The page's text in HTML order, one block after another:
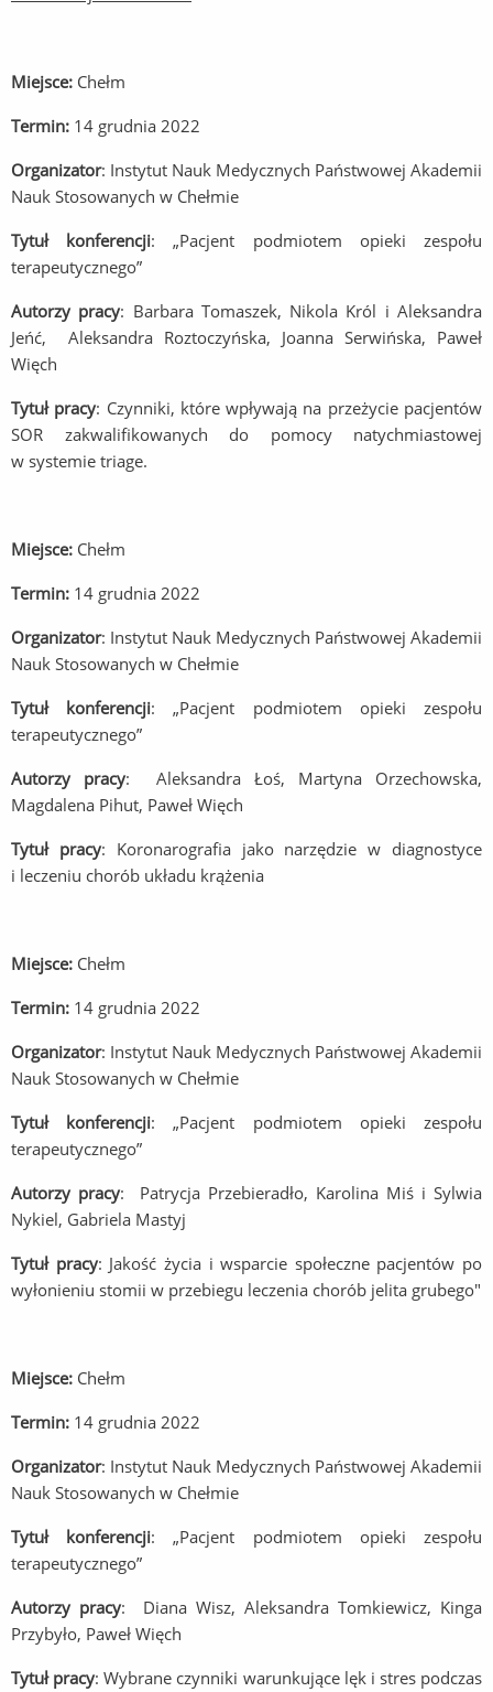
Miejsce: Chełm
Termin: 14 grudnia 2022
Organizator: Instytut Nauk Medycznych Państwowej Akademii
Nauk Stosowanych w Chełmie
Tytuł konferencji: „Pacjent podmiotem opieki zespołu
terapeutycznego”
Autorzy pracy: Barbara Tomaszek, Nikola Król i Aleksandra
Jeńć, Aleksandra Roztoczyńska, Joanna Serwińska, Paweł
Więch
Tytuł pracy: Czynniki, które wpływają na przeżycie pacjentów
SOR zakwalifikowanych do pomocy natychmiastowej
w systemie triage.
Miejsce: Chełm
Termin: 14 grudnia 2022
Organizator: Instytut Nauk Medycznych Państwowej Akademii
Nauk Stosowanych w Chełmie
Tytuł konferencji: „Pacjent podmiotem opieki zespołu
terapeutycznego”
Autorzy pracy: Aleksandra Łoś, Martyna Orzechowska,
Magdalena Pihut, Paweł Więch
Tytuł pracy: Koronarografia jako narzędzie w diagnostyce
i leczeniu chorób układu krążenia
Miejsce: Chełm
Termin: 14 grudnia 2022
Organizator: Instytut Nauk Medycznych Państwowej Akademii
Nauk Stosowanych w Chełmie
Tytuł konferencji: „Pacjent podmiotem opieki zespołu
terapeutycznego”
Autorzy pracy: Patrycja Przebieradło, Karolina Miś i Sylwia
Nykiel, Gabriela Mastyj
Tytuł pracy: Jakość życia i wsparcie społeczne pacjentów po
wyłonieniu stomii w przebiegu leczenia chorób jelita grubego"
Miejsce: Chełm
Termin: 14 grudnia 2022
Organizator: Instytut Nauk Medycznych Państwowej Akademii
Nauk Stosowanych w Chełmie
Tytuł konferencji: „Pacjent podmiotem opieki zespołu
terapeutycznego”
Autorzy pracy: Diana Wisz, Aleksandra Tomkiewicz, Kinga
Przybyło, Paweł Więch
Tytuł pracy: Wybrane czynniki warunkujące lęk i stres podczas